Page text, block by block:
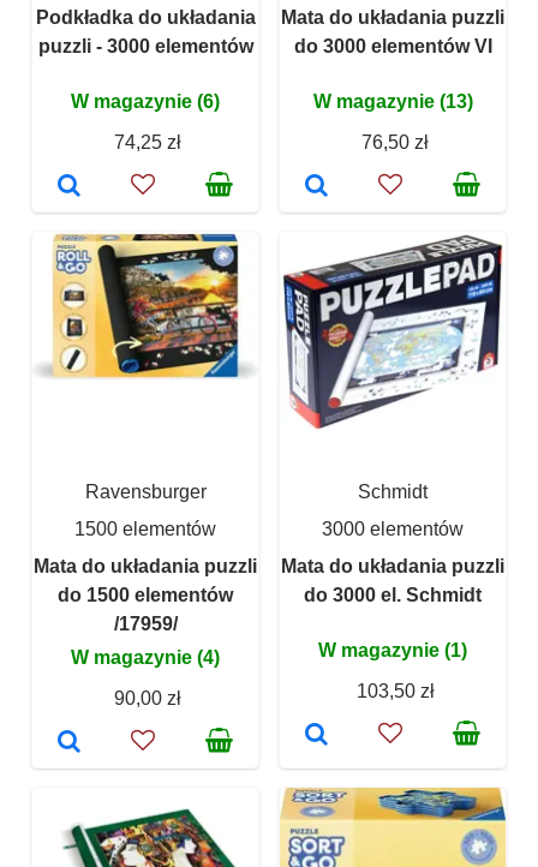
Podkładka do układania
puzzli - 3000 elementów
W magazynie (6)
74,25 zł
Mata do układania puzzli
do 3000 elementów VI
W magazynie (13)
76,50 zł
Ravensburger
1500 elementów
Mata do układania puzzli
do 1500 elementów
/17959/
W magazynie (4)
90,00 zł
Schmidt
3000 elementów
Mata do układania puzzli
do 3000 el. Schmidt
W magazynie (1)
103,50 zł